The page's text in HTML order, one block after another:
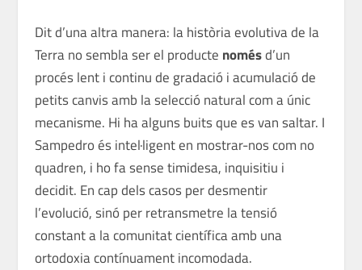
Dit d’una altra manera: la història evolutiva de la
Terra no sembla ser el producte nomésd’un
procés lent i continu de gradació i acumulació de
petits canvis amb la selecció natural com a únic
mecanisme. Hi ha alguns buits que es van saltar. I
Sampedro és intel·ligent en mostrar-nos com no
quadren, i ho fa sense timidesa, inquisitiu i
decidit. En cap dels casos per desmentir
l’evolució, sinó per retransmetre la tensió
constant a la comunitat científica amb una
ortodoxia contínuament incomodada.